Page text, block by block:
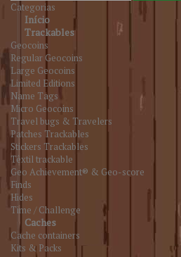
Categorias
Início
Trackables
Geocoins
Regular Geocoins
Large Geocoins
Limited Editions
Name Tags
Micro Geocoins
Travel bugs & Travelers
Patches Trackables
Stickers Trackables
Têxtil trackable
Geo Achievement® & Geo-score
Finds
Hides
Time / Challenge
Caches
Cache containers
Kits & Packs